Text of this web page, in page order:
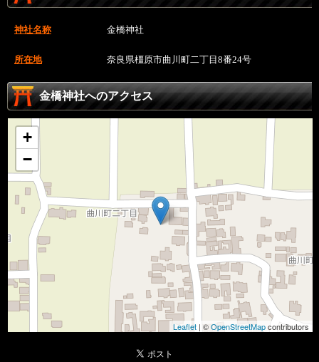
神社名称 金橋神社
所在地 奈良県橿原市曲川町二丁目8番24号
金橋神社へのアクセス
+
−
Leaflet | ©OpenStreetMapcontributors